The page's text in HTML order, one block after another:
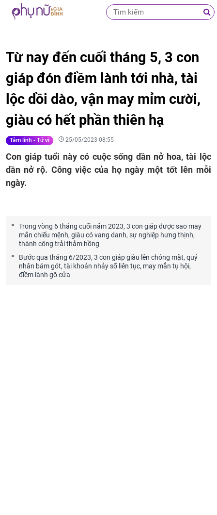
Từ nay đến cuối tháng 5, 3 con
giáp đón điềm lành tới nhà, tài
lộc dồi dào, vận may mỉm cười,
giàu có hết phần thiên hạ
Tâm linh - Tử vi 25/05/2023 08:55
Con giáp tuổi này có cuộc sống dần nở hoa, tài lộc
dần nở rộ. Công việc của họ ngày một tốt lên mỗi
ngày.
Trong vòng 6 tháng cuối năm 2023, 3 con giáp được sao may
mắn chiếu mệnh, giàu có vang danh, sự nghiệp hưng thịnh,
thành công trải thảm hồng
Bước qua tháng 6/2023, 3 con giáp giàu lên chóng mặt, quý
nhân bám gót, tài khoản nhảy số liên tục, may mắn tụ hội,
điềm lành gõ cửa